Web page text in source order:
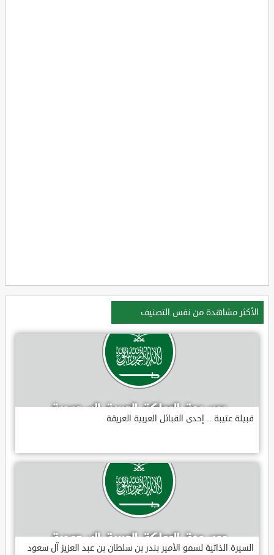
الأكثر مشاهدة من نفس التصنيف
قبيلة عتيبة .. إحدى القبائل العربية العريقة
السيرة الذاتية لسمو الأمير بندر بن سلطان بن عبد العزيز آل سعود